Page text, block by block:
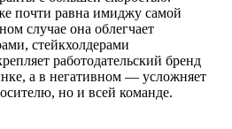
почти равна имиджу самой
случае она облегчает
стейкхолдерами
работодательский бренд
а в негативном — усложняет
но и всей команде.